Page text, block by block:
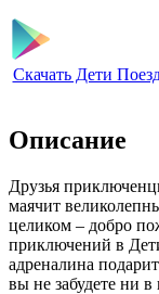
Скачать Дети
Описание
Друзья
маячит
целиком – добро
приключений в
адреналина
вы не забудете ни в